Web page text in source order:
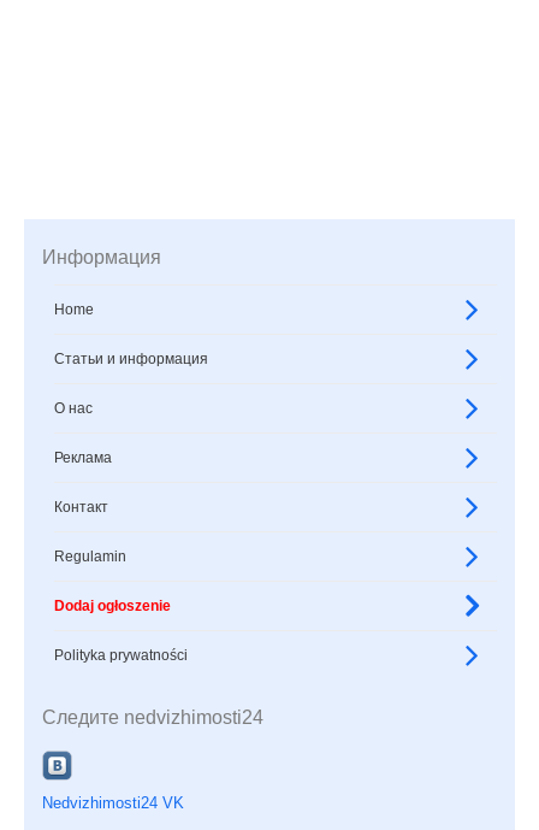
Информация
Home
Статьи и информация
О нас
Реклама
Контакт
Regulamin
Dodaj ogłoszenie
Polityka prywatności
Следите nedvizhimosti24
Nedvizhimosti24 VK